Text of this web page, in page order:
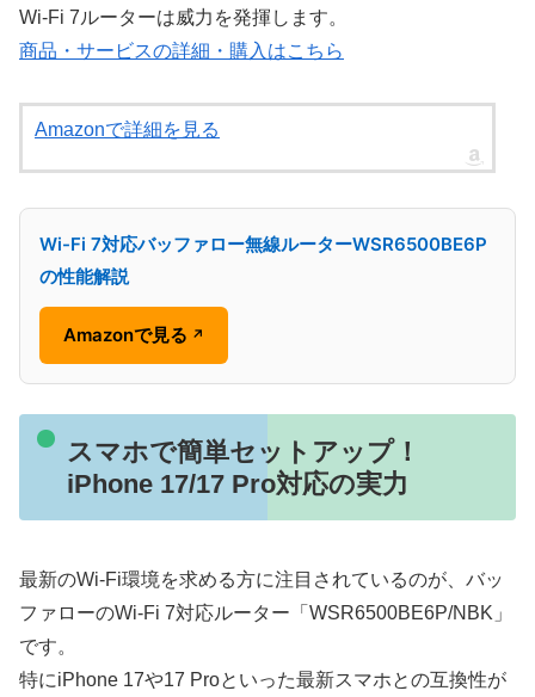
Wi-Fi 7ルーターは威力を発揮します。
商品・サービスの詳細・購入はこちら
Amazonで詳細を見る
Wi-Fi 7対応バッファロー無線ルーターWSR6500BE6P
の性能解説
Amazonで見る ↗
スマホで簡単セットアップ！
iPhone 17/17 Pro対応の実力
最新のWi-Fi環境を求める方に注目されているのが、バッ
ファローのWi-Fi 7対応ルーター「WSR6500BE6P/NBK」
です。
特にiPhone 17や17 Proといった最新スマホとの互換性が